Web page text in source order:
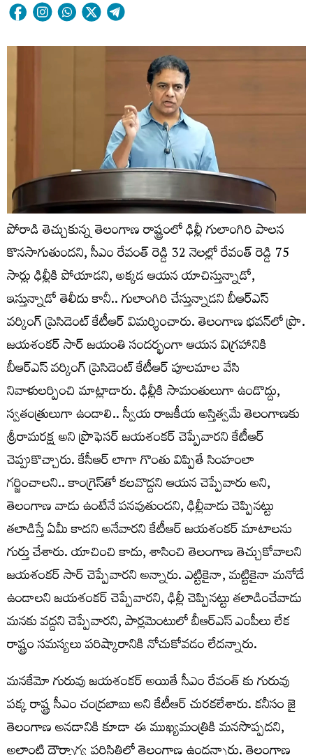
పోరాడి తెచ్చుకున్న తెలంగాణ రాష్ట్రంలో ఢిల్లీ గులాంగిరి పాలన
కొనసాగుతుందని, సీఎం రేవంత్ రెడ్డి 32 నెలల్లో రేవంత్ రెడ్డి 75
సార్లు ఢిల్లీకి పోయాడని, అక్కడ ఆయన యాచిస్తున్నాడో,
ఇస్తున్నాడో తెలీదు కానీ.. గులాంగిరి చేస్తున్నాడని బీఆర్ఎస్
వర్కింగ్ ప్రెసిడెంట్ కేటీఆర్ విమర్శించారు. తెలంగాణ భవన్‌లో ప్రొ.
జయశంకర్ సార్ జయంతి సందర్భంగా ఆయన విగ్రహానికి
బీఆర్ఎస్ వర్కింగ్ ప్రెసిడెంట్ కేటీఆర్ పూలమాల వేసి
నివాళులర్పించి మాట్లాడారు. ఢిల్లీకి సామంతులుగా ఉండొద్దు,
స్వతంత్రులుగా ఉండాలి.. స్వీయ రాజకీయ అస్తిత్వమే తెలంగాణకు
శ్రీరామరక్ష అని ప్రొఫెసర్ జయశంకర్ చెప్పేవారని కేటీఆర్
చెప్పుకొచ్చారు. కేసీఆర్ లాగా గొంతు విప్పితే సింహంలా
గర్జించాలని.. కాంగ్రెస్‌తో కలవొద్దని ఆయన చెప్పేవారు అని,
తెలంగాణ వాడు ఉంటేనే పనవుతుందని, ఢిల్లీవాడు చెప్పినట్టు
తలాడిస్తే ఏమీ కాదని అనేవారని కేటీఆర్ జయశంకర్ మాటాలను
గుర్తు చేశారు. యాచించి కాదు, శాసించి తెలంగాణ తెచ్చుకోవాలని
జయశంకర్ సార్ చెప్పేవారని అన్నారు. ఎట్టికైనా, మట్టికైనా మనోడే
ఉండాలని జయశంకర్ చెప్పేవారని, ఢిల్లీ చెప్పినట్టు తలాడించేవాడు
మనకు వద్దని చెప్పేవారని, పార్లమెంటులో బీఆర్ఎస్ ఎంపీలు లేక
రాష్ట్రం సమస్యలు పరిష్కారానికి నోచుకోవడం లేదన్నారు.
మనకేమో గురువు జయశంకర్ అయితే సీఎం రేవంత్ కు గురువు
పక్క రాష్ట్ర సీఎం చంద్రబాబు అని కేటీఆర్ చురకలేశారు. కనీసం జై
తెలంగాణ అనడానికి కూడా ఈ ముఖ్యమంత్రికి మనసొప్పదని,